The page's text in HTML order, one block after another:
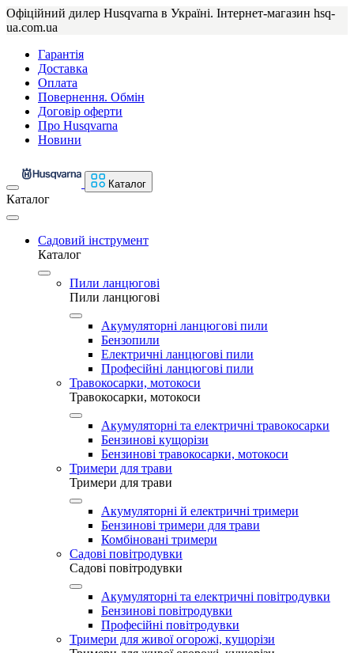
Офіційний дилер Husqvarna в Україні. Інтернет-магазин hsq-
ua.com.ua
Гарантія
Доставка
Оплата
Повернення. Обмін
Договір оферти
Про Husqvarna
Новини
Каталог
Каталог
Садовий інструмент
Каталог
Пили ланцюгові
Пили ланцюгові
Акумуляторні ланцюгові пили
Бензопили
Електричні ланцюгові пили
Професійні ланцюгові пили
Травокосарки, мотокоси
Травокосарки, мотокоси
Акумуляторні та електричні травокосарки
Бензинові кущорізи
Бензинові травокосарки, мотокоси
Тримери для трави
Тримери для трави
Акумуляторні й електричні тримери
Бензинові тримери для трави
Комбіновані тримери
Садові повітродувки
Садові повітродувки
Акумуляторні та електричні повітродувки
Бензинові повітродувки
Професійні повітродувки
Тримери для живої огорожі, кущорізи